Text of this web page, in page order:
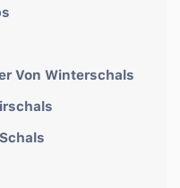
Von Winterschals